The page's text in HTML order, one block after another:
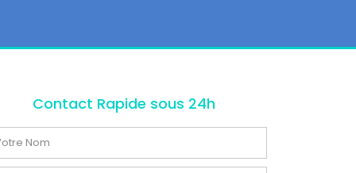
Contact Rapide sous 24h